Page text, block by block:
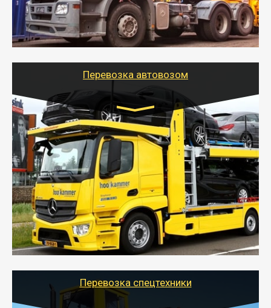
- Наша транспортная компания поможет
организовать доставку в порт и из порта
стандартных контейнеров на контейнеровозе,
шаландах и площадках (открытых кузовах),
используя надежные крепления.
Перевозка автовозом
Цена за км. Рассчитывается
индивидуально
- Перевозка автовозом от Тайгер Логистик – это
быстрый и безопасный способ доставить несколько
легковых автомобилей за одну поездку в другой
город.
- Наша транспортная компания организует доставку
машин автовозом, подобрав оптимальный маршрут с
учетом всех особенности по пути следования.
Перевозка спецтехники